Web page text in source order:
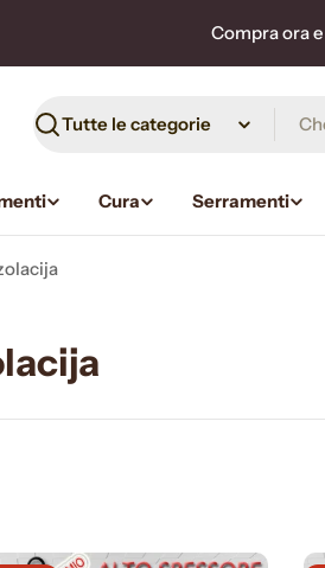
Compra ora
Ricerca
Cura Serramenti